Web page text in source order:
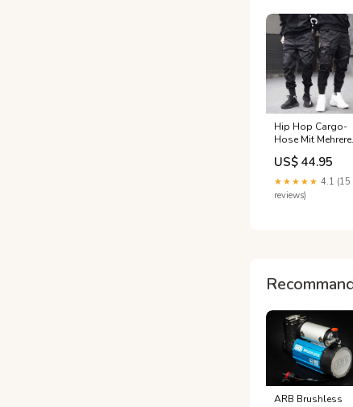
Hip Hop Cargo-
Hose Mit
Taschen Men's
Fashion
US$ 44.95
★★★★★ 4.1 (15
reviews)
ARB Brushless